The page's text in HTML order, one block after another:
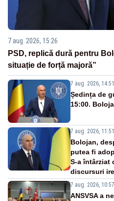
7 aug. 2026, 15:26
PSD, replică dură pentru
situație de forță majoră”
7 aug. 2026, 14:51
Ședința de
15:00.
7 aug. 2026, 11:51
Bolojan,
putea fi
S-a întârziat
discursuri
7 aug. 2026, 10:57
ANSVSA a